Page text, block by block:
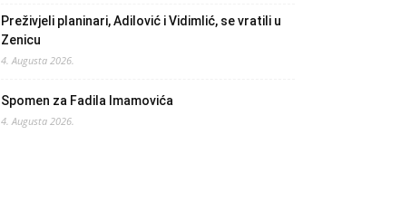
Preživjeli planinari, Adilović i Vidimlić, se vratili u
Zenicu
4. Augusta 2026.
Spomen za Fadila Imamovića
4. Augusta 2026.